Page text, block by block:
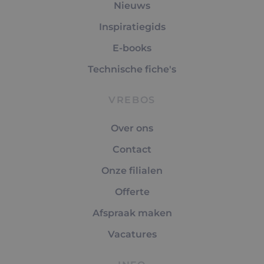
Nieuws
Inspiratiegids
E-books
Technische fiche's
VREBOS
Over ons
Contact
Onze filialen
Offerte
Afspraak maken
Vacatures